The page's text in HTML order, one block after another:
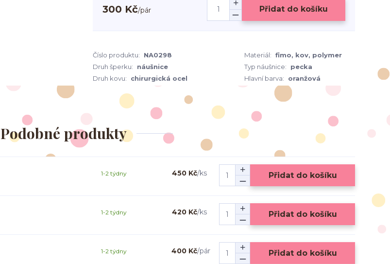
300 Kč/pár Přidat do košíku
Číslo produktu: NA0298 Materiál: fimo, kov, polymer
Druh šperku:
náušnice Typ náušnice:
pecka
Druh kovu:
chirurgická ocel Hlavní barva: oranžová
Podobné produkty
450 Kč/ks
1-2 týdny Přidat do košíku
420 Kč/ks
1-2 týdny Přidat do košíku
400 Kč/pár
1-2 týdny Přidat do košíku